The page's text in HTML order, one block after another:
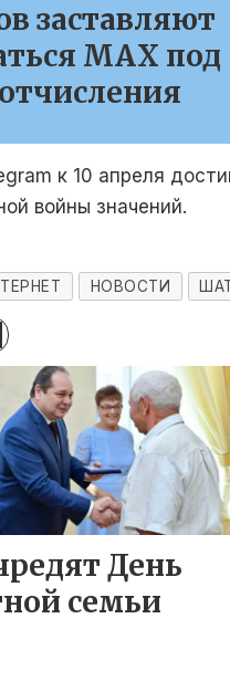
заставляют
MAX под
к 10 апреля
войны значений.
НОВОСТИ
День
семьи